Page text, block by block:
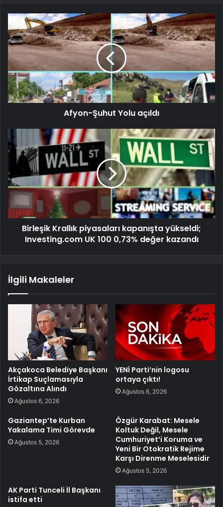
Afyon-Şuhut Yolu açıldı
Birleşik Krallık piyasaları kapanışta yükseldi;
Investing.com UK 100 0,73% değer kazandı
İlgili Makaleler
Akçakoca Belediye Başkanı
İrtikap Suçlamasıyla
Gözaltına Alındı
Ağustos 6, 2026
YENİ Parti’nin logosu
ortaya çıktı!
Ağustos 6, 2026
Gaziantep’te Kurban
Yakalama Timi Görevde
Ağustos 5, 2026
Özgür Karabat: Mesele
Koltuk Değil, Mesele
Cumhuriyet’i Koruma ve
Yeni Bir Otokratik Rejime
Karşı Direnme Meselesidir
Ağustos 5, 2026
AK Parti Tunceli İl Başkanı
istifa etti